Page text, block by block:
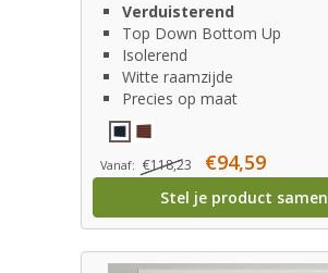
Verduisterend
Top Down Bottom Up
Isolerend
Witte raamzijde
Precies op maat
Vanaf: €118,23 €94,59
Stel je product samen